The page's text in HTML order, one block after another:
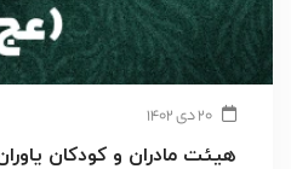
۲۰ دی ۱۴۰۲
هیئت مادران و کودکان